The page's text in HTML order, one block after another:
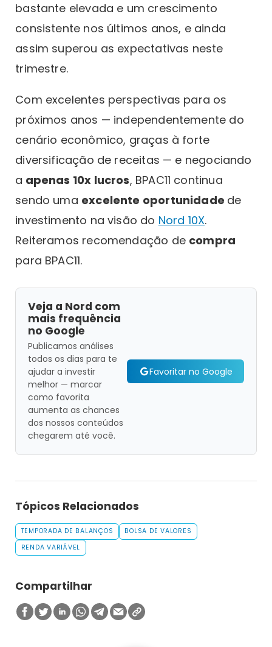
bastante elevada e um crescimento
consistente nos últimos anos, e ainda
assim superou as expectativas neste
trimestre.
Com excelentes perspectivas para os
próximos anos — independentemente do
cenário econômico, graças à forte
diversificação de receitas — e negociando
a apenas 10x lucros, BPAC11 continua
sendo uma excelente oportunidade de
investimento na visão do Nord 10X.
Reiteramos recomendação de compra
para BPAC11.
Veja a Nord com
mais frequência
no Google
Publicamos análises
todos os dias para te
ajudar a investir
melhor — marcar
como favorita
aumenta as chances
dos nossos conteúdos
chegarem até você.
Favoritar no Google
Tópicos Relacionados
TEMPORADA DE BALANÇOS
BOLSA DE VALORES
RENDA VARIÁVEL
Compartilhar